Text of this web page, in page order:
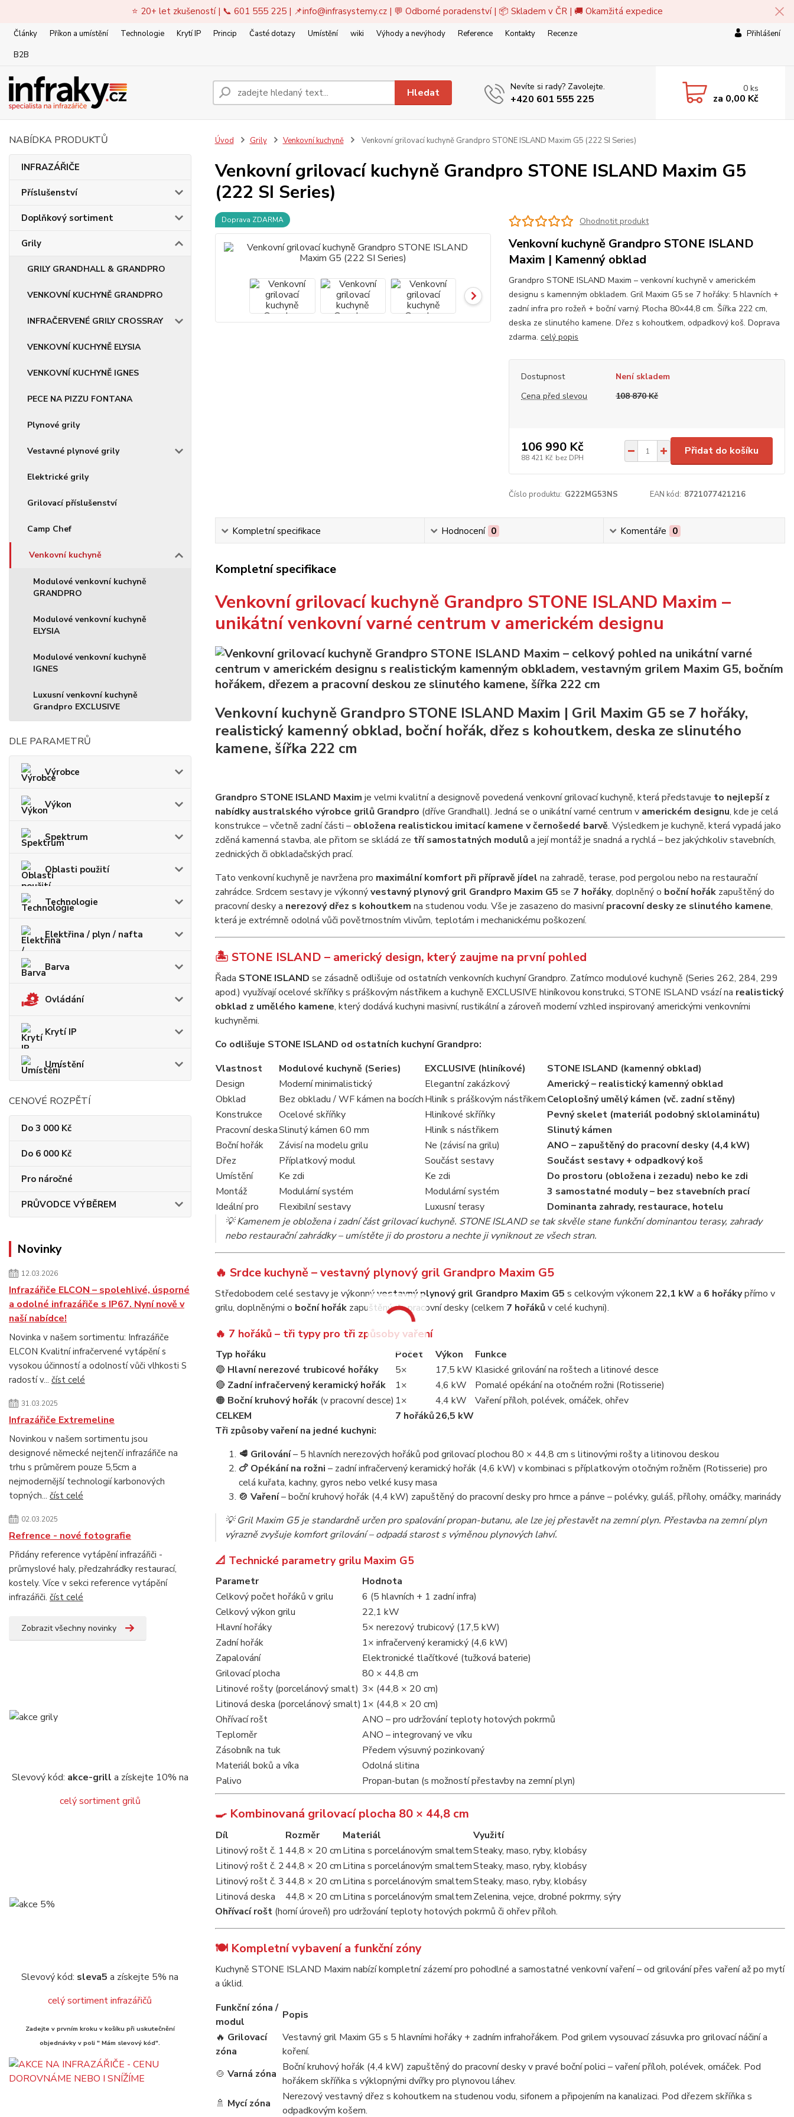
⭐ 20+ let zkušeností | 📞 601 555 225 | 📌info@infrasystemy.cz| 💬 Odborné poradenství | 📦 Skladem v ČR | 🚚 Okamžitá expedice
Články Příkon a umístění Technologie Krytí IP Princip Časté dotazy Umístění wiki Výhody a nevýhody Reference Kontakty
Recenze
B2B
Přihlášení
Hledat Nevíte si rady? Zavolejte.
+420 601 555 225
0 ks
za 0,00 Kč
NABÍDKA PRODUKTŮ
INFRAZÁŘIČE
Příslušenství
Doplňkový sortiment
Grily
GRILY GRANDHALL & GRANDPRO
VENKOVNÍ KUCHYNĚ GRANDPRO
INFRAČERVENÉ GRILY CROSSRAY
VENKOVNÍ KUCHYNĚ ELYSIA
VENKOVNÍ KUCHYNĚ IGNES
PECE NA PIZZU FONTANA
Plynové grily
Vestavné plynové grily
Elektrické grily
Grilovací příslušenství
Camp Chef
Venkovní kuchyně
Modulové venkovní kuchyně
GRANDPRO
Modulové venkovní kuchyně
ELYSIA
Modulové venkovní kuchyně
IGNES
Luxusní venkovní kuchyně
Grandpro EXCLUSIVE
DLE PARAMETRŮ
Výrobce
Výkon
Spektrum
Oblasti použití
Technologie
Elektřina / plyn / nafta
Barva
Ovládání
Krytí IP
Umístění
CENOVÉ ROZPĚTÍ
Do 3 000 Kč
Do 6 000 Kč
Pro náročné
PRŮVODCE VÝBĚREM
Novinky
12.03.2026
Infrazářiče ELCON – spolehlivé, úsporné
a odolné infrazářiče s IP67. Nyní nově v
naší nabídce!
Novinka v našem sortimentu: Infrazářiče
ELCON Kvalitní infračervené vytápění s
vysokou účinností a odolností vůči vlhkosti S
radostí v... číst celé
31.03.2025
Infrazářiče Extremeline
Novinkou v našem sortimentu jsou
designové německé nejtenčí infrazářiče na
trhu s průměrem pouze 5,5cm a
nejmodernější technologií karbonových
topných... číst celé
02.03.2025
Refrence - nové fotografie
Přidány reference vytápění infrazářiči -
průmyslové haly, předzahrádky restaurací,
kostely. Více v sekci reference vytápění
infrazářiči. číst celé
Zobrazit všechny novinky
Slevový kód: akce-grill a získejte 10% na
celý sortiment grilů
Slevový kód: sleva5 a získejte 5% na
celý sortiment infrazářičů
Zadejte v prvním kroku v košíku při uskutečnění
objednávky v poli " Mám slevový kód".
Úvod Grily Venkovní kuchyně Venkovní grilovací kuchyně Grandpro STONE ISLAND Maxim G5 (222 SI Series)
Venkovní grilovací kuchyně Grandpro STONE ISLAND Maxim G5
(222 SI Series)
Doprava ZDARMA Ohodnotit produkt
Venkovní kuchyně Grandpro STONE ISLAND
Maxim | Kamenný obklad
Grandpro STONE ISLAND Maxim – venkovní kuchyně v americkém
designu s kamenným obkladem. Gril Maxim G5 se 7 hořáky: 5 hlavních +
zadní infra pro rožeň + boční varný. Plocha 80×44,8 cm. Šířka 222 cm,
deska ze slinutého kamene. Dřez s kohoutkem, odpadkový koš. Doprava
zdarma.celý popis
Dostupnost
Není skladem
Cena před slevou
108 870 Kč
106 990 Kč
88 421 Kč bez DPH
Přidat do košíku
Číslo produktu: G222MG53NS EAN kód: 8721077421216
Kompletní specifikace Hodnocení 0 Komentáře 0
Kompletní specifikace
Venkovní grilovací kuchyně Grandpro STONE ISLAND Maxim –
unikátní venkovní varné centrum v americkém designu
Venkovní kuchyně Grandpro STONE ISLAND Maxim | Gril Maxim G5 se 7 hořáky,
realistický kamenný obklad, boční hořák, dřez s kohoutkem, deska ze slinutého
kamene, šířka 222 cm
Grandpro STONE ISLAND Maxim je velmi kvalitní a designově povedená venkovní grilovací kuchyně, která představuje to nejlepší z
nabídky australského výrobce grilů Grandpro (dříve Grandhall). Jedná se o unikátní varné centrum v americkém designu, kde je celá
konstrukce – včetně zadní části – obložena realistickou imitací kamene v černošedé barvě. Výsledkem je kuchyně, která vypadá jako
zděná kamenná stavba, ale přitom se skládá ze tří samostatných modulůa její montáž je snadná a rychlá – bez jakýchkoliv stavebních,
zednických či obkladačských prací.
Tato venkovní kuchyně je navržena pro maximální komfort při přípravě jídel na zahradě, terase, pod pergolou nebo na restaurační
zahrádce. Srdcem sestavy je výkonnývestavný plynový gril Grandpro Maxim G5 se 7 hořáky, doplněný o boční hořákzapuštěný do
pracovní desky a nerezový dřez s kohoutkem na studenou vodu. Vše je zasazeno do masivnípracovní desky ze slinutého kamene,
která je extrémně odolná vůči povětrnostním vlivům, teplotám i mechanickému poškození.
🏝️ STONE ISLAND – americký design, který zaujme na první pohled
Řada STONE ISLAND se zásadně odlišuje od ostatních venkovních kuchyní Grandpro. Zatímco modulové kuchyně (Series 262, 284, 299
apod.) využívají ocelové skříňky s práškovým nástřikem a kuchyně EXCLUSIVE hliníkovou konstrukci, STONE ISLAND vsází na realistický
obklad z umělého kamene, který dodává kuchyni masivní, rustikální a zároveň moderní vzhled inspirovaný americkými venkovními
kuchyněmi.
Co odlišuje STONE ISLAND od ostatních kuchyní Grandpro:
Vlastnost
Modulové kuchyně (Series) EXCLUSIVE (hliníkové)
STONE ISLAND (kamenný obklad)
Design
Moderní minimalistický Elegantní zakázkový
Americký – realistický kamenný obklad
Obklad
Bez obkladu / WF kámen na bocíchHliník s práškovým nástřikemCeloplošný umělý kámen (vč. zadní stěny)
Konstrukce
Ocelové skříňky Hliníkové skříňky
Pevný skelet (materiál podobný sklolaminátu)
Pracovní deskaSlinutý kámen 60 mm Hliník s nástřikem
Slinutý kámen
Boční hořák
Závisí na modelu grilu Ne (závisí na grilu)
ANO – zapuštěný do pracovní desky (4,4 kW)
Dřez
Příplatkový modul Součást sestavy
Součást sestavy + odpadkový koš
Umístění
Ke zdi Ke zdi
Do prostoru (obložena i zezadu) nebo ke zdi
Montáž
Modulární systém Modulární systém
3 samostatné moduly – bez stavebních prací
Ideální pro
Flexibilní sestavy Luxusní terasy
Dominanta zahrady, restaurace, hotelu
💡Kamenem je obložena i zadní část grilovací kuchyně. STONE ISLAND se tak skvěle stane funkční dominantou terasy, zahrady
nebo restaurační zahrádky – umístěte ji do prostoru a nechte ji vyniknout ze všech stran.
🔥 Srdce kuchyně – vestavný plynový gril Grandpro Maxim G5
Středobodem celé sestavy je výkonnývestavný plynový gril Grandpro Maxim G5 s celkovým výkonem 22,1 kWa 6 hořákypřímo v
grilu, doplněnými o boční hořákzapuštěný do pracovní desky (celkem 7 hořákův celé kuchyni).
🔥 7 hořáků – tři typy pro tři způsoby vaření
Typ hořáku Počet Výkon
Funkce
🔵 Hlavní nerezové trubicové hořáky 5× 17,5 kW Klasické grilování na roštech a litinové desce
🔴 Zadní infračervený keramický hořák 1× 4,6 kW
Pomalé opékání na otočném rožni (Rotisserie)
🟠 Boční kruhový hořák(v pracovní desce) 1× 4,4 kW
Vaření příloh, polévek, omáček, ohřev
CELKEM
7 hořáků26,5 kW
Tři způsoby vaření na jedné kuchyni:
🥩 Grilování– 5 hlavních nerezových hořáků pod grilovací plochou 80 × 44,8 cm s litinovými rošty a litinovou deskou
🍗 Opékání na rožni – zadní infračervený keramický hořák (4,6 kW) v kombinaci s příplatkovým otočným rožněm (Rotisserie) pro
celá kuřata, kachny, gyros nebo velké kusy masa
🍲 Vaření– boční kruhový hořák (4,4 kW) zapuštěný do pracovní desky pro hrnce a pánve – polévky, guláš, přílohy, omáčky, marinády
💡Gril Maxim G5 je standardně určen pro spalování propan-butanu, ale lze jej přestavět na zemní plyn. Přestavba na zemní plyn
výrazně zvyšuje komfort grilování – odpadá starost s výměnou plynových lahví.
📐 Technické parametry grilu Maxim G5
Parametr
Hodnota
Celkový počet hořáků v grilu
6 (5 hlavních + 1 zadní infra)
Celkový výkon grilu
22,1 kW
Hlavní hořáky
5× nerezový trubicový (17,5 kW)
Zadní hořák
1× infračervený keramický (4,6 kW)
Zapalování
Elektronické tlačítkové (tužková baterie)
Grilovací plocha
80 × 44,8 cm
Litinové rošty (porcelánový smalt) 3× (44,8 × 20 cm)
Litinová deska (porcelánový smalt) 1× (44,8 × 20 cm)
Ohřívací rošt
ANO – pro udržování teploty hotových pokrmů
Teploměr
ANO – integrovaný ve víku
Zásobník na tuk
Předem výsuvný pozinkovaný
Materiál boků a víka
Odolná slitina
Palivo
Propan-butan (s možností přestavby na zemní plyn)
🍳 Kombinovaná grilovací plocha 80 × 44,8 cm
Díl Rozměr Materiál
Využití
Litinový rošt č. 144,8 × 20 cmLitina s porcelánovým smaltemSteaky, maso, ryby, klobásy
Litinový rošt č. 244,8 × 20 cmLitina s porcelánovým smaltemSteaky, maso, ryby, klobásy
Litinový rošt č. 344,8 × 20 cmLitina s porcelánovým smaltemSteaky, maso, ryby, klobásy
Litinová deska
44,8 × 20 cmLitina s porcelánovým smaltemZelenina, vejce, drobné pokrmy, sýry
Ohřívací rošt(horní úroveň) pro udržování teploty hotových pokrmů či ohřev příloh.
🍽️ Kompletní vybavení a funkční zóny
Kuchyně STONE ISLAND Maxim nabízí kompletní zázemí pro pohodlné a samostatné venkovní vaření – od grilování přes vaření až po mytí
a úklid.
Funkční zóna /
modul
Popis
🔥 Grilovací
zóna
Vestavný gril Maxim G5 s 5 hlavními hořáky + zadním infrahořákem. Pod grilem vysouvací zásuvka pro grilovací náčiní a
koření.
🍲 Varná zóna
Boční kruhový hořák (4,4 kW) zapuštěný do pracovní desky v pravé boční polici – vaření příloh, polévek, omáček. Pod
hořákem skříňka s výklopnými dvířky pro plynovou láhev.
🚿 Mycí zóna
Nerezový vestavný dřez s kohoutkem na studenou vodu, sifonem a připojením na kanalizaci. Pod dřezem skříňka s
odpadkovým košem.